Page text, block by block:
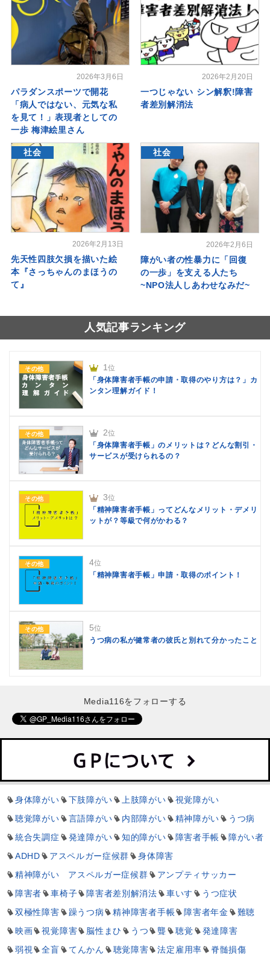
2026年3月6日
パラダンスポーツで開花
「病人ではない、元気な私
を見て！」表現者としての
一歩 梅津絵里さん
2026年2月20日
一つじゃない シン解釈!障害
者差別解消法
社会
2026年2月13日
先天性四肢欠損を描いた絵
本『さっちゃんのまほうの
て』
社会
2026年2月6日
障がい者の性暴力に「回復
の一歩」を支える人たち
~NPO法人しあわせなみだ~
人気記事ランキング
その他 1 位
「身体障害者手帳の申請・取得のやり方は？」カ
ンタン理解ガイド！
その他 2位
「身体障害者手帳」のメリットは？どんな割引・
サービスが受けられるの？
その他 3位
「精神障害者手帳」ってどんなメリット・デメリ
ットが？等級で何がかわる？
その他 4位
「精神障害者手帳」申請・取得のポイント！
その他 5位
うつ病の私が健常者の彼氏と別れて分かったこと
Media116をフォローする
身体障がい 下肢障がい 上肢障がい
視覚障がい
聴覚障がい
言語障がい 内部障がい 精神障がい
うつ病
統合失調症
発達障がい 知的障がい 障害者手帳
障がい者
ADHD
アスペルガー症候群
身体障害
精神障がい アスペルガー症候群
アンプティサッカー
障害者
車椅子 障害者差別解消法 車いす
うつ症状
双極性障害
躁うつ病 精神障害者手帳 障害者年金
難聴
映画
視覚障害 脳性まひ うつ 聾 聴覚
発達障害
弱視
全盲 てんかん 聴覚障害 法定雇用率 脊髄損傷